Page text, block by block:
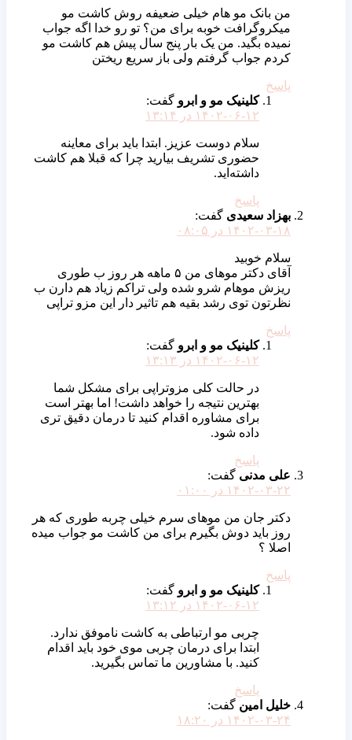
من بانک مو هام خیلی ضعیفه روش کاشت مو
میکروگرافت خوبه برای من؟ تو رو خدا اگه جواب
نمیده بگید. من یک بار پنج سال پیش هم کاشت مو
کردم جواب گرفتم ولی باز سریع ریختن
پاسخ
کلینیک مو و ابرو گفت:
۱۴۰۲-۰۶-۱۲ در ۱۳:۱۴
سلام دوست عزیز. ابتدا باید برای معاینه
حضوری تشریف بیارید چرا که قبلا هم کاشت
داشته‌اید.
پاسخ
بهزاد سعیدی گفت:
۱۴۰۲-۰۳-۱۸ در ۰۸:۰۵
سلام خوبید
آقای دکتر موهای من ۵ ماهه هر روز ب طوری
ریزش موهام شرو شده ولی تراکم زیاد هم دارن ب
نظرتون توی رشد بقیه هم تاثیر دار این مزو تراپی
پاسخ
کلینیک مو و ابرو گفت:
۱۴۰۲-۰۶-۱۲ در ۱۳:۱۳
در حالت کلی مزوتراپی برای مشکل شما
بهترین نتیجه را خواهد داشت! اما بهتر است
برای مشاوره اقدام کنید تا درمان دقیق تری
داده شود.
پاسخ
علی مدنی گفت:
۱۴۰۲-۰۳-۲۲ در ۰۱:۰۰
دکتر جان من موهای سرم خیلی چربه طوری که هر
روز باید دوش بگیرم برای من کاشت مو جواب میده
اصلا ؟
پاسخ
کلینیک مو و ابرو گفت:
۱۴۰۲-۰۶-۱۲ در ۱۳:۱۲
چربی مو ارتباطی به کاشت ناموفق ندارد.
ابتدا برای درمان چربی موی خود باید اقدام
کنید. با مشاورین ما تماس بگیرید.
پاسخ
خلیل امین گفت:
۱۴۰۲-۰۳-۲۴ در ۱۸:۲۰